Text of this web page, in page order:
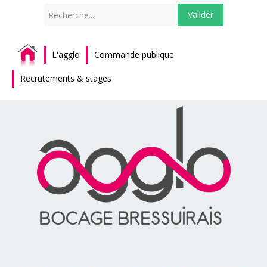
Valider
L'agglo Commande publique
Recrutements & stages